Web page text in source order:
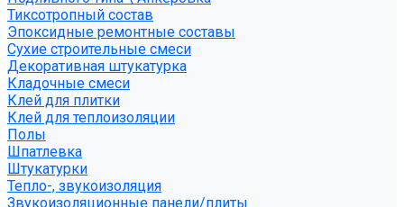
Тиксотропный состав
Эпоксидные ремонтные составы
Сухие строительные смеси
Декоративная штукатурка
Кладочные смеси
Клей для плитки
Клей для теплоизоляции
Полы
Шпатлевка
Штукатурки
Тепло-, звукоизоляция
Звукоизоляционные панели/плиты